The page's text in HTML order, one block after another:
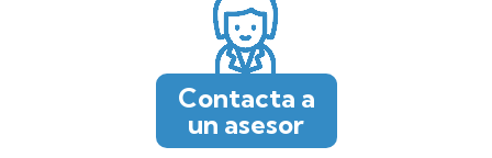
Contacta a
un asesor